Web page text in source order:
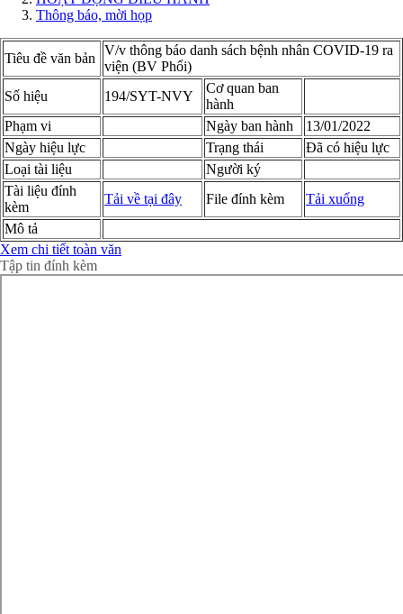
Thông báo, mời họp
Tiêu đề văn bản
V/v thông báo danh sách bệnh nhân COVID-19 ra
viện (BV Phổi)
Số hiệu
194/SYT-NVY
Cơ quan ban
hành
Phạm vi
Ngày ban hành
13/01/2022
Ngày hiệu lực
Trạng thái
Đã có hiệu lực
Loại tài liệu
Người ký
Tài liệu đính
kèm
Tải về tại đây File đính kèm
Tải xuống
Mô tả
Xem chi tiết toàn văn
Tập tin đính kèm